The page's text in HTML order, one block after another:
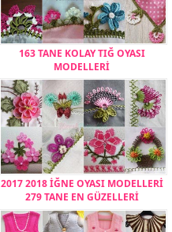
163 TANE KOLAY TIĞ OYASI
MODELLERİ
2017 2018 İĞNE OYASI MODELLERİ
279 TANE EN GÜZELLERİ